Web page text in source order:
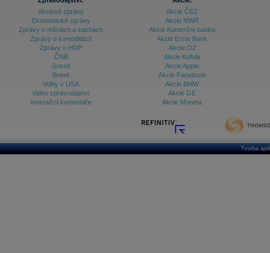
Akciové zprávy
Ekonomické zprávy
Zprávy o měnách a sazbách
Zprávy o komoditách
Zprávy o HDP
ČNB
Grexit
Brexit
Volby v USA
Video zpravodajství
Investiční komentáře
Akcie ČEZ
Akcie NWR
Akcie Komerční banka
Akcie Erste Bank
Akcie O2
Akcie Kofola
Akcie Apple
Akcie Facebook
Akcie BMW
Akcie GE
Akcie Moneta
Tvorba